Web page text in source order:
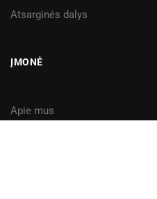
Atsarginės dalys
ĮMONĖ
Apie mus